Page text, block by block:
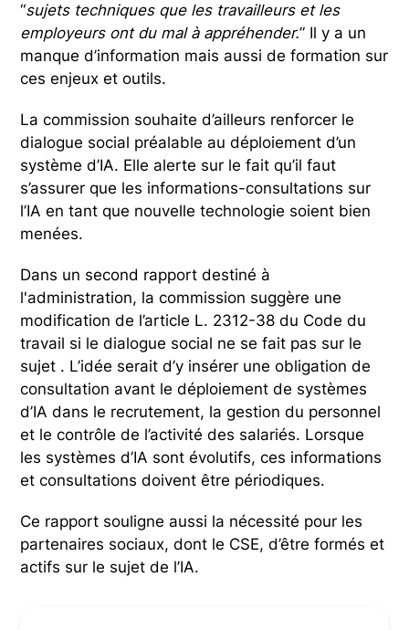
“sujets techniques que les travailleurs et les
employeurs ont du mal à appréhender.” Il y a un
manque d’information mais aussi de formation sur
ces enjeux et outils.
La commission souhaite d’ailleurs renforcer le
dialogue social préalable au déploiement d’un
système d’IA. Elle alerte sur le fait qu’il faut
s’assurer que les informations-consultations sur
l’IA en tant que nouvelle technologie soient bien
menées.
Dans un second rapport destiné à
l'administration, la commission suggère une
modification de l’article L. 2312-38 du Code du
travail si le dialogue social ne se fait pas sur le
sujet . L’idée serait d’y insérer une obligation de
consultation avant le déploiement de systèmes
d’IA dans le recrutement, la gestion du personnel
et le contrôle de l’activité des salariés. Lorsque
les systèmes d’IA sont évolutifs, ces informations
et consultations doivent être périodiques.
Ce rapport souligne aussi la nécessité pour les
partenaires sociaux, dont le CSE, d’être formés et
actifs sur le sujet de l’IA.